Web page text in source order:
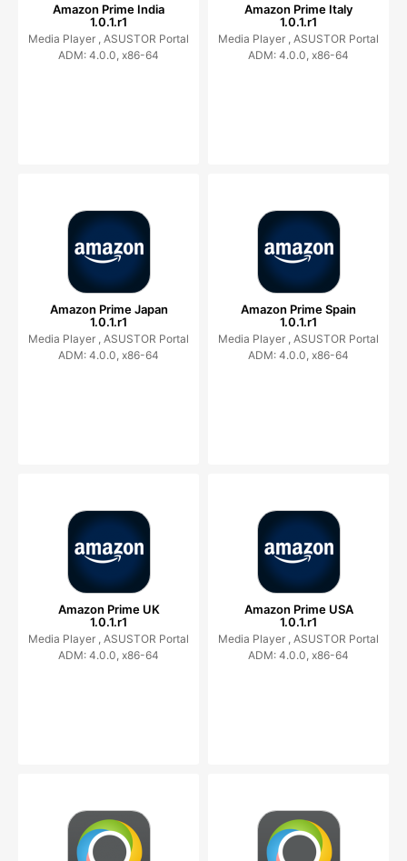
Amazon Prime India
1.0.1.r1
Media Player , ASUSTOR Portal
ADM: 4.0.0, x86-64
Amazon Prime Italy
1.0.1.r1
Media Player , ASUSTOR Portal
ADM: 4.0.0, x86-64
Amazon Prime Japan
1.0.1.r1
Media Player , ASUSTOR Portal
ADM: 4.0.0, x86-64
Amazon Prime Spain
1.0.1.r1
Media Player , ASUSTOR Portal
ADM: 4.0.0, x86-64
Amazon Prime UK
1.0.1.r1
Media Player , ASUSTOR Portal
ADM: 4.0.0, x86-64
Amazon Prime USA
1.0.1.r1
Media Player , ASUSTOR Portal
ADM: 4.0.0, x86-64